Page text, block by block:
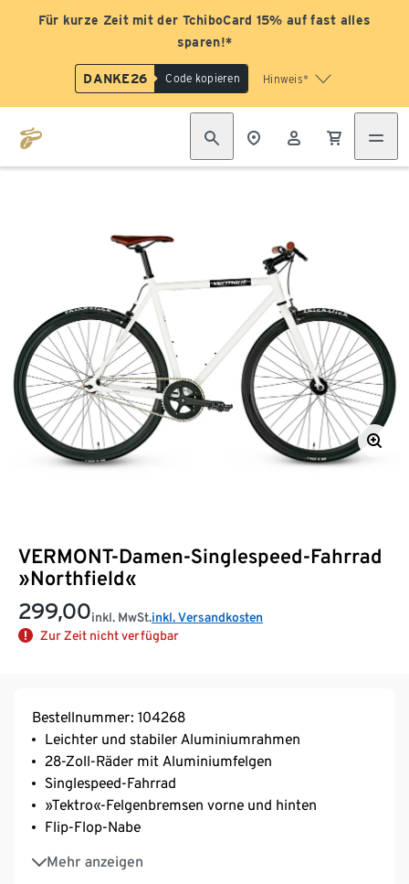
Für kurze Zeit mit der TchiboCard 15% auf fast alles
sparen!*
DANKE26 Code kopieren Hinweis*
VERMONT-Damen-Singlespeed-Fahrrad
»Northfield«
299,00inkl. MwSt.inkl. Versandkosten
Zur Zeit nicht verfügbar
Bestellnummer: 104268
Leichter und stabiler Aluminiumrahmen
28-Zoll-Räder mit Aluminiumfelgen
Singlespeed-Fahrrad
»Tektro«-Felgenbremsen vorne und hinten
Flip-Flop-Nabe
Mehr anzeigen
Riser-Bar-Lenker
»Aero«-Hohlprofilfelgen aus Aluminium